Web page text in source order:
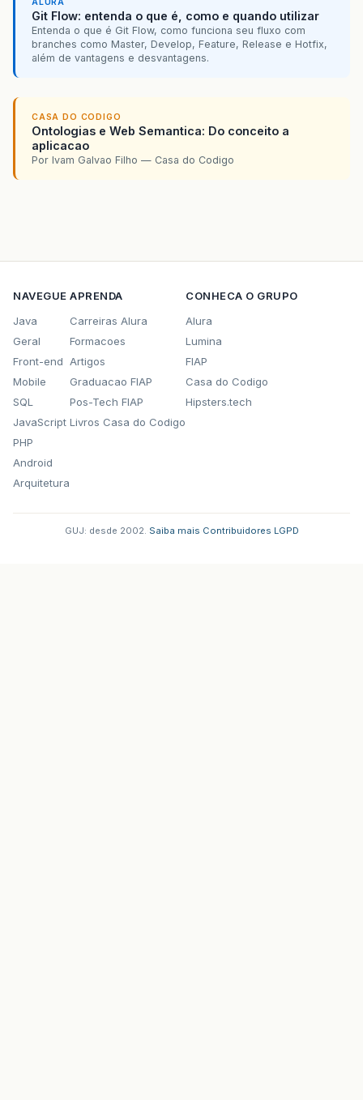
ALURA
Git Flow: entenda o que é, como e quando utilizar
Entenda o que é Git Flow, como funciona seu fluxo com
branches como Master, Develop, Feature, Release e Hotfix,
além de vantagens e desvantagens.
CASA DO CODIGO
Ontologias e Web Semantica: Do conceito a
aplicacao
Por Ivam Galvao Filho — Casa do Codigo
NAVEGUE
Java
Geral
Front-end
Mobile
SQL
JavaScript
PHP
Android
Arquitetura
APRENDA
Carreiras Alura
Formacoes
Artigos
Graduacao FIAP
Pos-Tech FIAP
Livros Casa do Codigo
CONHECA O GRUPO
Alura
Lumina
FIAP
Casa do Codigo
Hipsters.tech
GUJ: desde 2002. Saiba mais Contribuidores LGPD